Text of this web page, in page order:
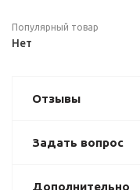
Популярный товар
Нет
Отзывы
Задать вопрос
Дополнительно